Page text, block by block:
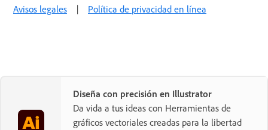
Avisos legales | Política de privacidad en línea
Diseña con precisión en Illustrator
Da vida a tus ideas con Herramientas de
gráficos vectoriales creadas para la libertad